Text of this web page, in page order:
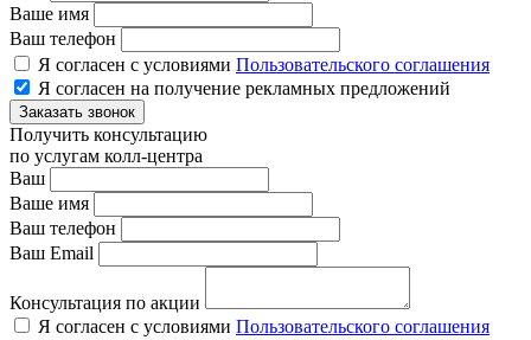
Ваше имя
Ваш телефон
Я согласен с условиями Пользовательского соглашения
Я согласен на получение рекламных предложений
Заказать звонок
Получить консультацию
по услугам колл-центра
Ваш
Ваше имя
Ваш телефон
Ваш Email
Консультация по акции
Я согласен с условиями Пользовательского соглашения